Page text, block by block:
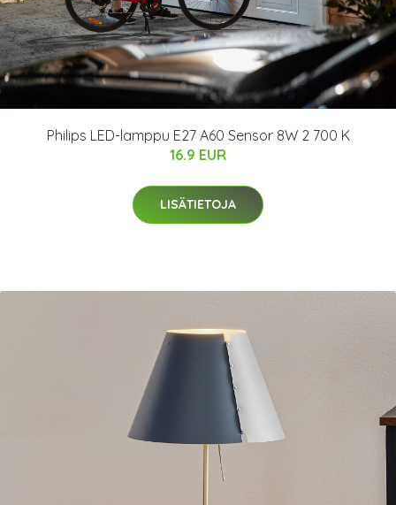
Philips LED-lamppu E27 A60 Sensor 8W 2 700 K
16.9 EUR
LISÄTIETOJA